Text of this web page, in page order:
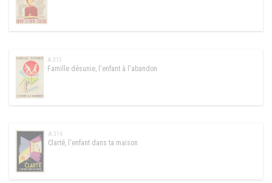
A 313
Famille désunie, l'enfant à l'abandon
A 314
Clarté, l'enfant dans ta maison